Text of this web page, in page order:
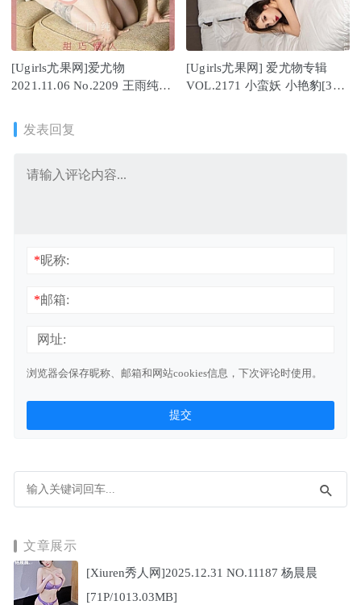
[Ugirls尤果网]爱尤物
2021.11.06 No.2209 王雨纯
[Ugirls尤果网] 爱尤物专辑
VOL.2171 小蛮妖 小艳豹[35P
发表回复
*昵称:
*邮箱:
网址:
浏览器会保存昵称、邮箱和网站cookies信息，下次评论时使用。
文章展示
[Xiuren秀人网]2025.12.31 NO.11187 杨晨晨
[71P/1013.03MB]